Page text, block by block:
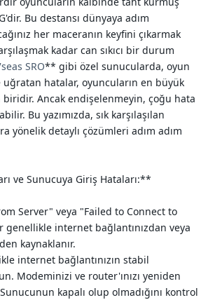
i
Bu destansı dünyaya adım
her maceranın keyfini çıkarmak
kadar can sıkıcı bir durum
SRO** gibi özel sunucularda, oyun
hatalar, oyuncuların en büyük
biridir. Ancak endişelenmeyin, çoğu hata
Bu yazımızda, sık karşılaşılan
yönelik detaylı çözümleri adım adım
ve Sunucuya Giriş Hataları:**
Server" veya "Failed to Connect to
internet bağlantınızdan veya
kaynaklanır.
internet bağlantınızın stabil
Modeminizi ve router'ınızı yeniden
kapalı olup olmadığını kontrol